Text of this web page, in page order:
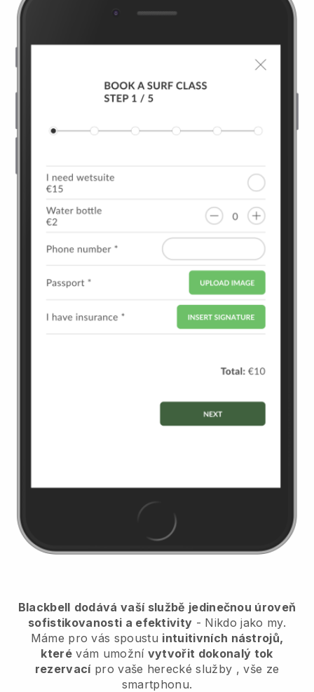
Blackbell dodává vaší službě jedinečnou úroveň
sofistikovanosti a efektivity - Nikdo jako my.
Máme pro vás spoustu intuitivních nástrojů,
které vám umožní vytvořit dokonalý tok
rezervací pro vaše herecké služby , vše ze
smartphonu.